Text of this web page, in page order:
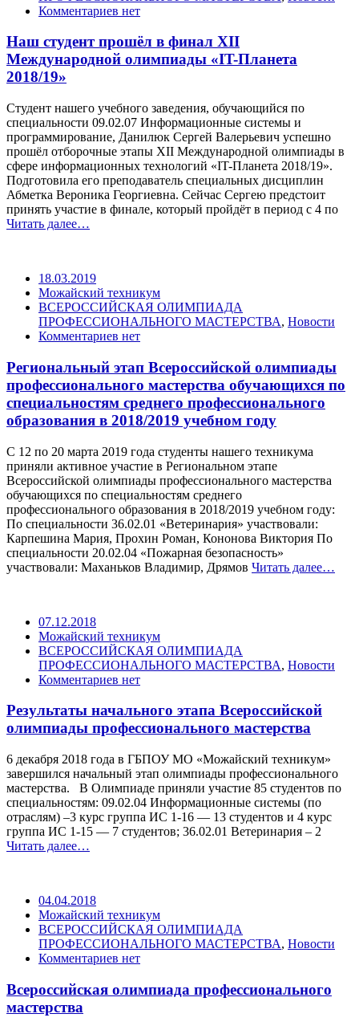
Комментариев нет
Наш студент прошёл в финал XII
Международной олимпиады «IT-Планета
2018/19»
Студент нашего учебного заведения, обучающийся по
специальности 09.02.07 Информационные системы и
программирование, Данилюк Сергей Валерьевич успешно
прошёл отборочные этапы XII Международной олимпиады в
сфере информационных технологий «IT-Планета 2018/19».
Подготовила его преподаватель специальных дисциплин
Абметка Вероника Георгиевна. Сейчас Сергею предстоит
принять участие в финале, который пройдёт в период с 4 по
Читать далее…
18.03.2019
Можайский техникум
ВСЕРОССИЙСКАЯ ОЛИМПИАДА
ПРОФЕССИОНАЛЬНОГО МАСТЕРСТВА, Новости
Комментариев нет
Региональный этап Всероссийской олимпиады
профессионального мастерства обучающихся по
специальностям среднего профессионального
образования в 2018/2019 учебном году
С 12 по 20 марта 2019 года студенты нашего техникума
приняли активное участие в Региональном этапе
Всероссийской олимпиады профессионального мастерства
обучающихся по специальностям среднего
профессионального образования в 2018/2019 учебном году:
По специальности 36.02.01 «Ветеринария» участвовали:
Карпешина Мария, Прохин Роман, Кононова Виктория По
специальности 20.02.04 «Пожарная безопасность»
участвовали: Маханьков Владимир, Дрямов Читать далее…
07.12.2018
Можайский техникум
ВСЕРОССИЙСКАЯ ОЛИМПИАДА
ПРОФЕССИОНАЛЬНОГО МАСТЕРСТВА, Новости
Комментариев нет
Результаты начального этапа Всероссийской
олимпиады профессионального мастерства
6 декабря 2018 года в ГБПОУ МО «Можайский техникум»
завершился начальный этап олимпиады профессионального
мастерства. В Олимпиаде приняли участие 85 студентов по
специальностям: 09.02.04 Информационные системы (по
отраслям) –3 курс группа ИС 1-16 — 13 студентов и 4 курс
группа ИС 1-15 — 7 студентов; 36.02.01 Ветеринария – 2
Читать далее…
04.04.2018
Можайский техникум
ВСЕРОССИЙСКАЯ ОЛИМПИАДА
ПРОФЕССИОНАЛЬНОГО МАСТЕРСТВА, Новости
Комментариев нет
Всероссийская олимпиада профессионального
мастерства